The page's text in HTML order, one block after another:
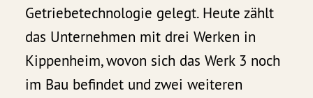
Getriebetechnologie gelegt. Heute zählt
das Unternehmen mit drei Werken in
Kippenheim, wovon sich das Werk 3 noch
im Bau befindet und zwei weiteren